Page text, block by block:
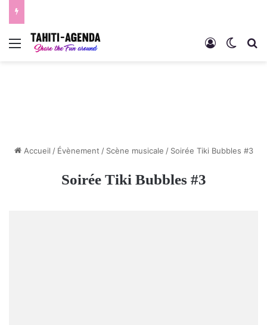
Menu Connexion
Accueil / Évènement / Scène musicale / Soirée Tiki Bubbles #3
Soirée Tiki Bubbles #3